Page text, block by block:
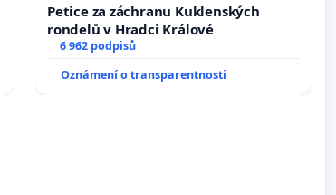
Petice za záchranu Kuklenských
rondelů v Hradci Králové
6 962 podpisů
Oznámení o transparentnosti